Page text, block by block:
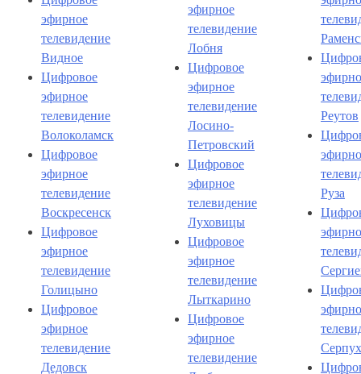
эфирное
телевидение
Видное
Цифровое
эфирное
телевидение
Волоколамск
Цифровое
эфирное
телевидение
Воскресенск
Цифровое
эфирное
телевидение
Голицыно
Цифровое
эфирное
телевидение
Дедовск
эфирное
телевидение
Лобня
Цифровое
эфирное
телевидение
Лосино-
Петровский
Цифровое
эфирное
телевидение
Луховицы
Цифровое
эфирное
телевидение
Лыткарино
Цифровое
эфирное
телевидение
Реутов
Руза